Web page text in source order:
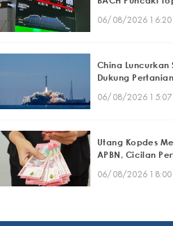
06/08/2026 16:20
China Luncurkan
Dukung
06/08/2026 15:07
Utang Kopdes
APBN, Cicilan
06/08/2026 18:00